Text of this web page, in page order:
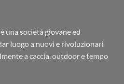
una società giovane ed
luogo a nuovi e rivoluzionari
a caccia, outdoor e tempo